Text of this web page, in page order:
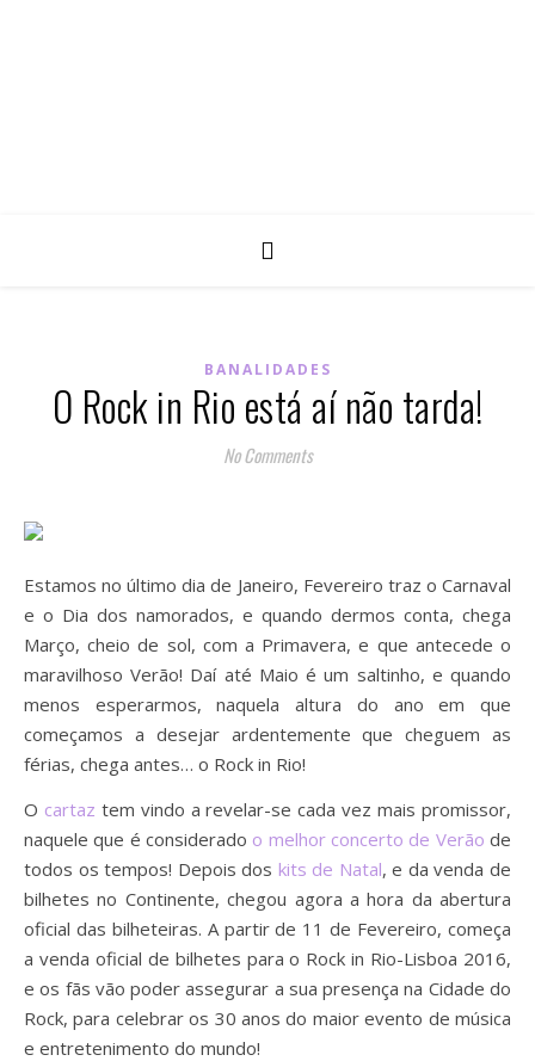
BANALIDADES
O Rock in Rio está aí não tarda!
No Comments
Estamos no último dia de Janeiro, Fevereiro traz o Carnaval
e o Dia dos namorados, e quando dermos conta, chega
Março, cheio de sol, com a Primavera, e que antecede o
maravilhoso Verão! Daí até Maio é um saltinho, e quando
menos esperarmos, naquela altura do ano em que
começamos a desejar ardentemente que cheguem as
férias, chega antes… o Rock in Rio!
O cartaz tem vindo a revelar-se cada vez mais promissor,
naquele que é considerado o melhor concerto de Verão de
todos os tempos! Depois dos kits de Natal, e da venda de
bilhetes no Continente, chegou agora a hora da abertura
oficial das bilheteiras. A partir de 11 de Fevereiro, começa
a venda oficial de bilhetes para o Rock in Rio-Lisboa 2016,
e os fãs vão poder assegurar a sua presença na Cidade do
Rock, para celebrar os 30 anos do maior evento de música
e entretenimento do mundo!